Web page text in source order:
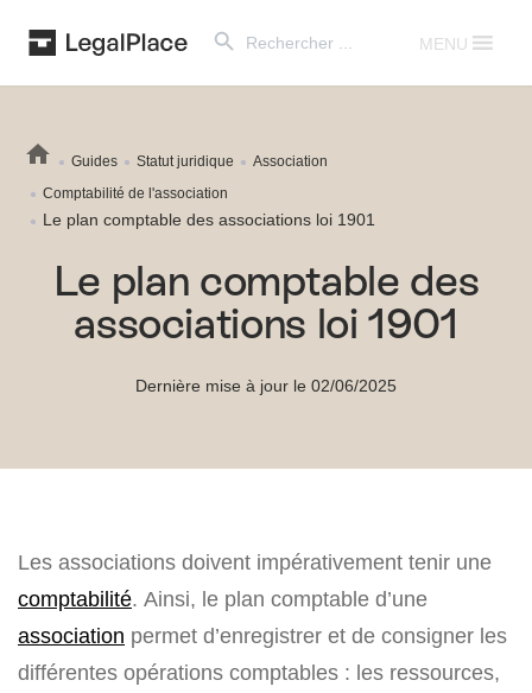
for:
MENU
Guides Statut juridique
Association
Comptabilité de l'association
Le plan comptable des associations loi 1901
Le plan comptable des
associations loi 1901
Dernière mise à jour le 02/06/2025
Les associations doivent impérativement tenir une
comptabilité. Ainsi, le plan comptable d’une
association permet d’enregistrer et de consigner les
différentes opérations comptables : les ressources,